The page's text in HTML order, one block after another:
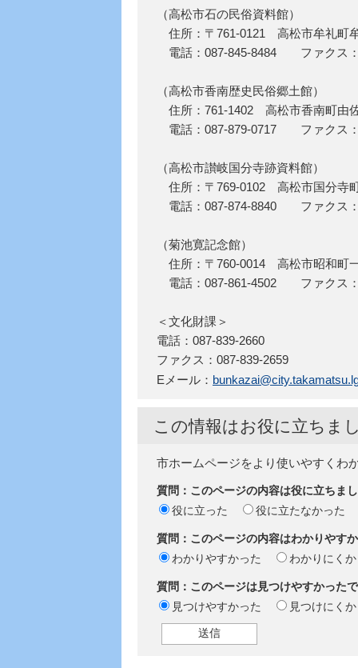
（高松市石の民俗資料館）
住所：〒761-0121 高松市牟礼町
電話：087-845-8484 ファクス
（高松市香南歴史民俗郷土館）
住所：761-1402 高松市香南町由
電話：087-879-0717 ファクス
（高松市讃岐国分寺跡資料館）
住所：〒769-0102 高松市国分寺
電話：087-874-8840 ファクス
（菊池寛記念館）
住所：〒760-0014 高松市昭和町
電話：087-861-4502 ファクス
＜文化財課＞
電話：087-839-2660
ファクス：087-839-2659
Eメール：
この情報はお役に立ちま
市ホームページをより使いやすくわ
質問：このページの内容は役に立ちま
役に立った
役に立たなかった
質問：このページの内容はわかりやす
わかりやすかった
わかりにく
質問：このページは見つけやすかった
見つけやすかった
見つけにく